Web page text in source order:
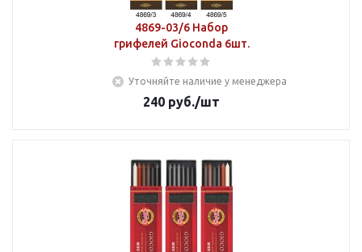
4869-03/6 Набор
грифелей Gioconda 6шт.
Уточняйте наличие у менеджера
240 руб./шт